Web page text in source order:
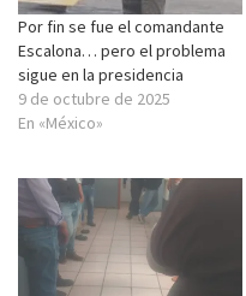
Por fin se fue el comandante
Escalona… pero el problema
sigue en la presidencia
9 de octubre de 2025
En «México»